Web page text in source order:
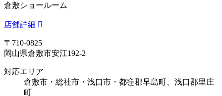
倉敷ショールーム
店舗詳細
〒710-0825
岡山県倉敷市安江192-2
対応エリア
倉敷市・総社市・浅口市・都窪郡早島町、浅口郡里庄
町